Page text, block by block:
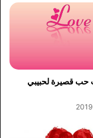
حب قصيرة لحبيبي